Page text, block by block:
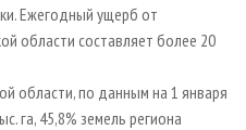
Ежегодный ущерб от
области составляет более 20
области, по данным на 1 января
га, 45,8% земель региона